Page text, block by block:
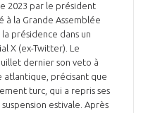
2023 par le président
à la Grande Assemblée
présidence dans un
X (ex-Twitter). Le
dernier son veto à
atlantique, précisant que
turc, qui a repris ses
estivale. Après